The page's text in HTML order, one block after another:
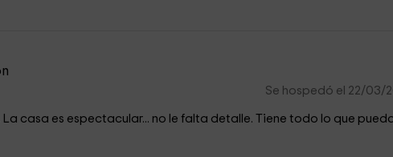
Se hospedó el 22/03/
La casa es espectacular... no le falta detalle. Tiene todo lo que